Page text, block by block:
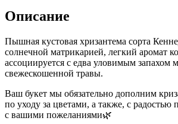
Описание
Пышная кустовая хризантема сорта
солнечной матрикарией, легкий аромат
ассоциируется с едва уловимым запахом
свежескошенной травы.
Ваш букет мы обязательно дополним
по уходу за цветами, а также, с
с вашими пожеланиями🌿